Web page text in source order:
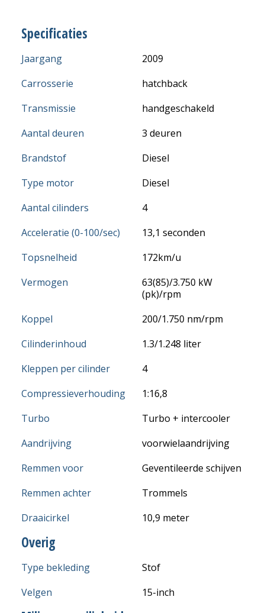
Specificaties
Jaargang
2009
Carrosserie
hatchback
Transmissie
handgeschakeld
Aantal deuren
3 deuren
Brandstof
Diesel
Type motor
Diesel
Aantal cilinders
4
Acceleratie (0-100/sec)
13,1 seconden
Topsnelheid
172km/u
Vermogen
63(85)/3.750 kW
(pk)/rpm
Koppel
200/1.750 nm/rpm
Cilinderinhoud
1.3/1.248 liter
Kleppen per cilinder
4
Compressieverhouding
1:16,8
Turbo
Turbo + intercooler
Aandrijving
voorwielaandrijving
Remmen voor
Geventileerde schijven
Remmen achter
Trommels
Draaicirkel
10,9 meter
Overig
Type bekleding
Stof
Velgen
15-inch